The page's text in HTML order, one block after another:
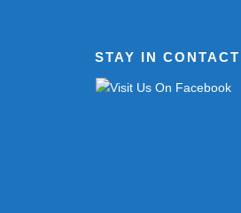
STAY IN CONTACT